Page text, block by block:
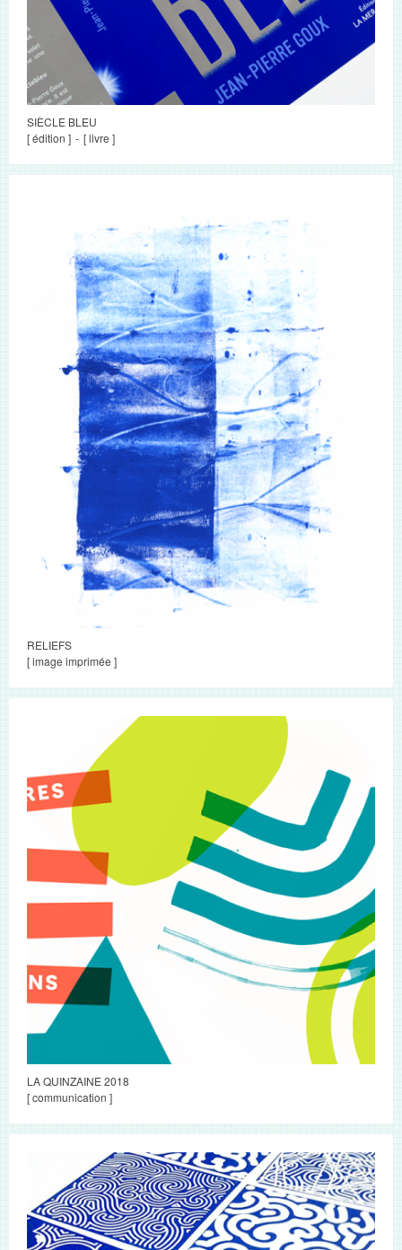
SIÈCLE BLEU
[ édition ]
[ livre ]
RELIEFS
[ image imprimée ]
LA QUINZAINE 2018
[ communication ]